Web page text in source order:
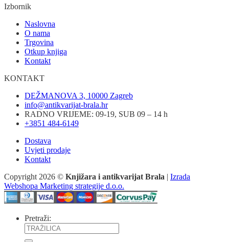
Izbornik
Naslovna
O nama
Trgovina
Otkup knjiga
Kontakt
KONTAKT
DEŽMANOVA 3, 10000 Zagreb
info@antikvarijat-brala.hr
RADNO VRIJEME: 09-19, SUB 09 – 14 h
+3851 484-6149
Dostava
Uvjeti prodaje
Kontakt
Copyright 2026 © Knjižara i antikvarijat Brala | Izrada
Webshopa Marketing strategije d.o.o.
Pretraži: